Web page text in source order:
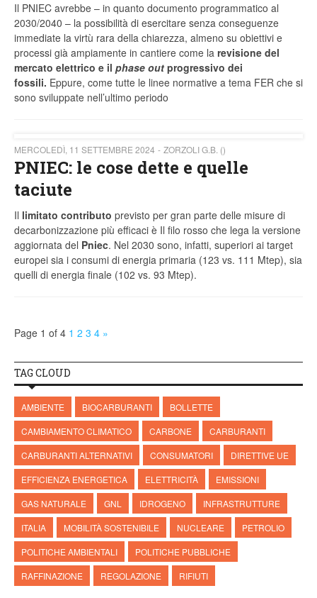
Il PNIEC avrebbe – in quanto documento programmatico al
2030/2040 – la possibilità di esercitare senza conseguenze
immediate la virtù rara della chiarezza, almeno su obiettivi e
processi già ampiamente in cantiere come la revisione del
mercato elettrico e il phase out progressivo dei
fossili. Eppure, come tutte le linee normative a tema FER che si
sono sviluppate nell’ultimo periodo
MERCOLEDÌ, 11 SETTEMBRE 2024 ZORZOLI G.B. ()
PNIEC: le cose dette e quelle
taciute
Il limitato contributo previsto per gran parte delle misure di
decarbonizzazione più efficaci è Il filo rosso che lega la versione
aggiornata del Pniec. Nel 2030 sono, infatti, superiori ai target
europei sia i consumi di energia primaria (123 vs. 111 Mtep), sia
quelli di energia finale (102 vs. 93 Mtep).
Page 1 of 4 1 2 3 4 »
TAG CLOUD
AMBIENTE BIOCARBURANTI
BOLLETTE
CAMBIAMENTO CLIMATICO
CARBONE
CARBURANTI
CARBURANTI ALTERNATIVI
CONSUMATORI
DIRETTIVE UE
EFFICIENZA ENERGETICA
ELETTRICITÀ
EMISSIONI
GAS NATURALE
GNL IDROGENO
INFRASTRUTTURE
ITALIA
MOBILITÀ SOSTENIBILE NUCLEARE
PETROLIO
POLITICHE AMBIENTALI
POLITICHE PUBBLICHE
RAFFINAZIONE
REGOLAZIONE RIFIUTI